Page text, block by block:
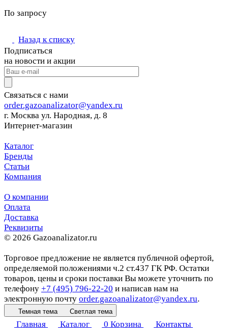
По запросу
Назад к списку
Подписаться
на новости и акции
Связаться с нами
order.gazoanalizator@yandex.ru
г. Москва ул. Народная, д. 8
Интернет-магазин
Каталог
Бренды
Статьи
Компания
О компании
Оплата
Доставка
Реквизиты
© 2026 Gazoanalizator.ru
Торговое предложение не является публичной офертой,
определяемой положениями ч.2 ст.437 ГК РФ. Остатки
товаров, цены и сроки поставки Вы можете уточнить по
телефону +7 (495) 796-22-20 и написав нам на
электронную почту order.gazoanalizator@yandex.ru.
Темная тема Светлая тема
Главная Каталог 0 Корзина Контакты